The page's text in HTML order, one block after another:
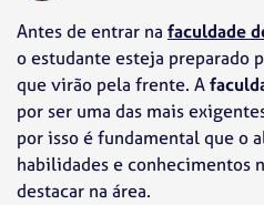
Antes de entrar na faculdade
o estudante esteja preparado
que virão pela frente. A
por ser uma das mais
por isso é fundamental que o
habilidades e conhecimentos
destacar na área.